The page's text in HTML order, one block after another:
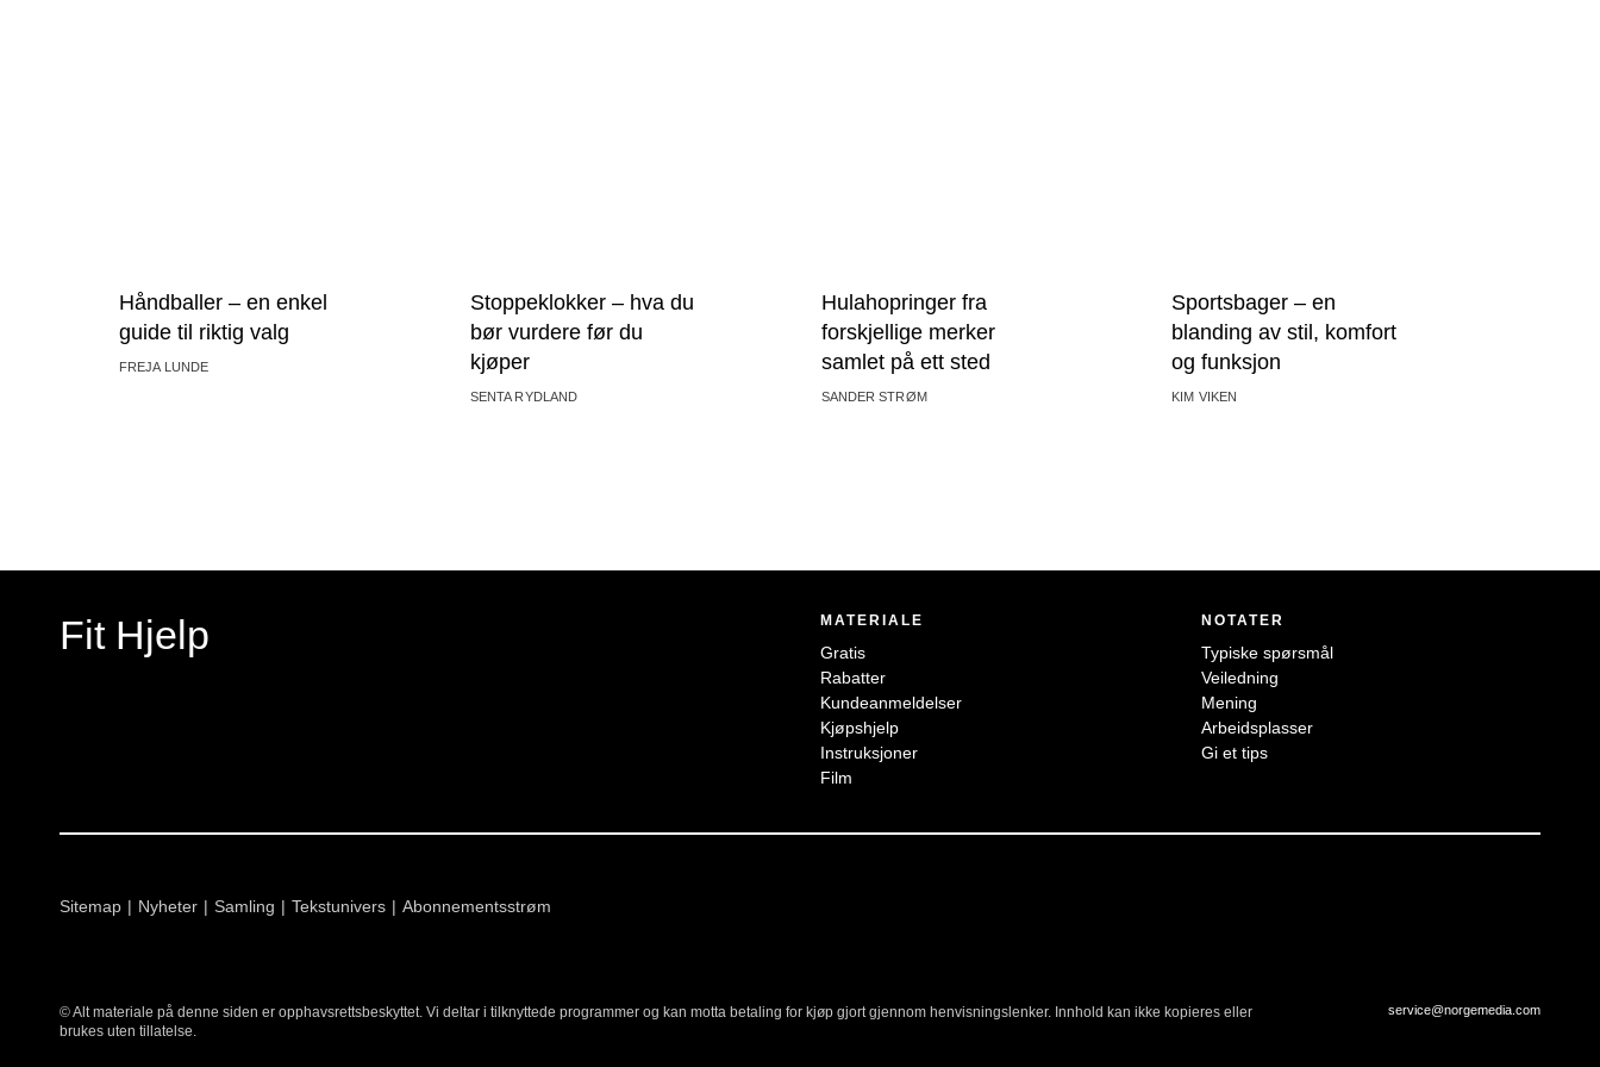
Håndballer – en enkel
guide til riktig valg
FREJA LUNDE
Stoppeklokker – hva du
bør vurdere før du
kjøper
SENTA RYDLAND
Hulahopringer fra
forskjellige merker
samlet på ett sted
SANDER STRØM
Sportsbager – en
blanding av stil, komfort
og funksjon
KIM VIKEN
Fit Hjelp
© Alt materiale på denne siden er opphavsrettsbeskyttet. Vi deltar i tilknyttede programmer og kan motta betaling for kjøp gjort gjennom henvisningslenker. Innhold kan ikke kopieres eller
brukes uten tillatelse.
MATERIALE
Gratis
Rabatter
Kundeanmeldelser
Kjøpshjelp
Instruksjoner
Film
NOTATER
Typiske spørsmål
Veiledning
Mening
Arbeidsplasser
Gi et tips
Sitemap Nyheter Samling Tekstunivers Abonnementsstrøm
service@norgemedia.com